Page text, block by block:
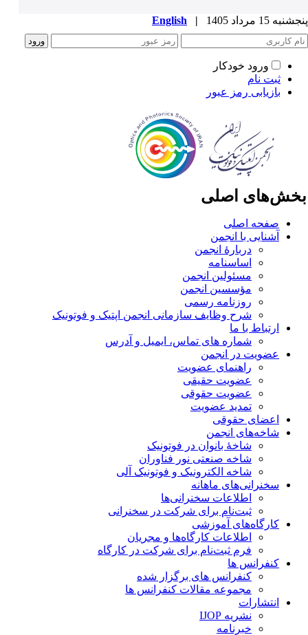
15 مرداد 1405 |
English
ورود خودکار
ثبت نام
بازیابی رمز عبور
اصلی
صفحه اصلی
آشنایی با انجمن
دربارۀ انجمن
اساسنامه
مسئولین انجمن
مؤسسین انجمن
روزنامه رسمی
شرح وظایف سازمانی انجمن اپتیک و فوتونیک
ارتباط با ما
شماره های تماس، ایمیل و آدرس
عضویت در انجمن
راهنمای عضویت
عضویت حقیقی
عضویت حقوقی
تمدید عضویت
اعضای حقوقی
شاخه‌های انجمن
شاخۀ بانوان در فوتونیک
شاخه صنعتی نور فناوران
شاخه‌ الکترونیک و فوتونیک آلی
سخنرانی‌های ماهانه
اطلاعات سخنرانی‌‌ها
ثبت‌نام برای شرکت در سخنرانی
کارگاه‌های آموزشی
اطلاعات کارگاه‌ها و مجریان
فرم ثبت‌نام برای شرکت در کارگاه
کنفرانس ها
کنفرانس های برگزار شده
مجموعه مقالات کنفرانس ها
انتشارات
نشریه IJOP
خبرنامه